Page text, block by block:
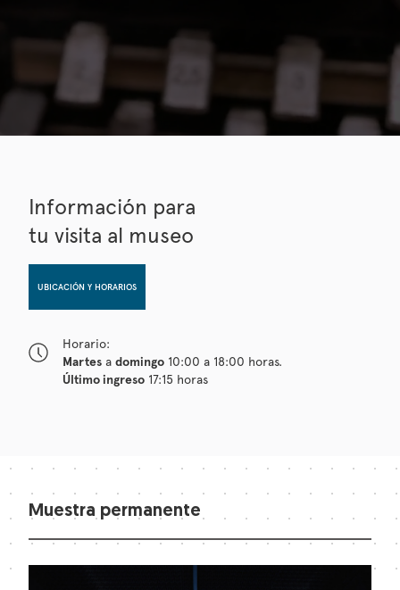
Información para
tu visita al museo
UBICACIÓN Y HORARIOS
Horario:
Martes adomingo 10:00 a 18:00 horas.
Último ingreso 17:15 horas
Muestra permanente